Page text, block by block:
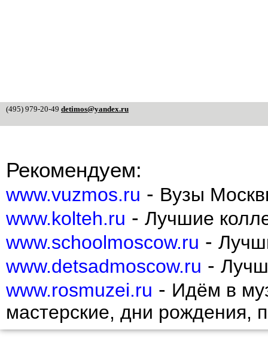
(495) 979-20-49 detimos@yandex.ru
Рекомендуем:
www.vuzmos.ru - Вузы
www.kolteh.ru - Лучшие
www.schoolmoscow.ru -
www.detsadmoscow.ru -
www.rosmuzei.ru - Идём в
мастерские, дни рождения,